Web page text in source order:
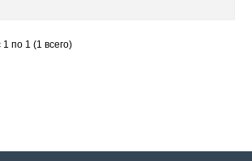
по 1 (1 всего)